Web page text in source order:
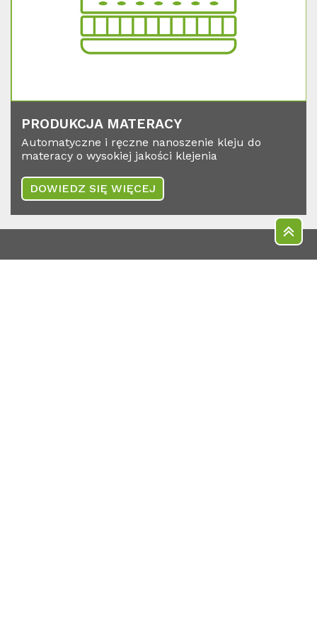
PRO­DUK­C­JA MA­TER­A­CY
Automatyczne i ręczne nanoszenie kleju do
materacy o wysokiej jakości klejenia
DOWIEDZ SIĘ WIĘCEJ